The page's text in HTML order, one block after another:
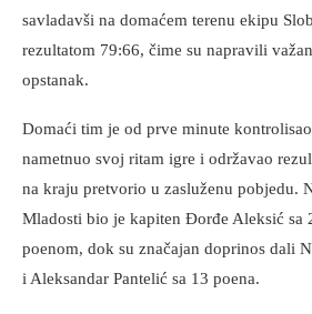
savladavši na domaćem terenu ekipu
rezultatom 79:66, čime su napravili
opstanak.
Domaći tim je od prve minute
nametnuo svoj ritam igre i održavao
na kraju pretvorio u zasluženu pobjedu.
Mladosti bio je kapiten Đorđe Aleksić sa
poenom, dok su značajan doprinos dali
i Aleksandar Pantelić sa 13 poena.